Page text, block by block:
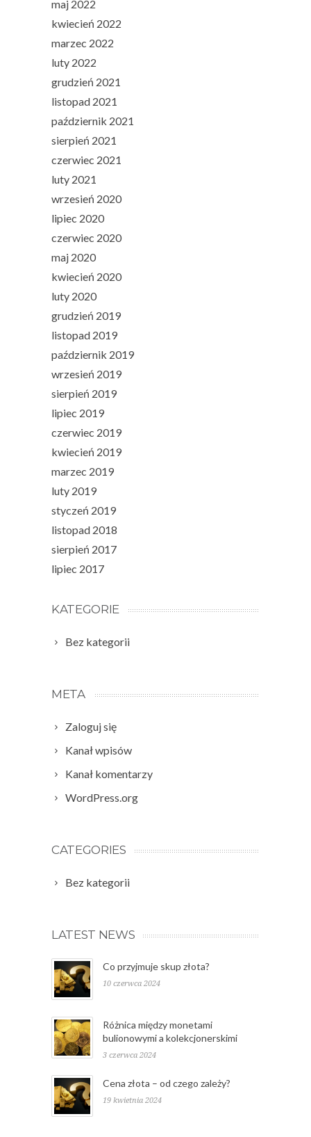
maj 2022
kwiecień 2022
marzec 2022
luty 2022
grudzień 2021
listopad 2021
październik 2021
sierpień 2021
czerwiec 2021
luty 2021
wrzesień 2020
lipiec 2020
czerwiec 2020
maj 2020
kwiecień 2020
luty 2020
grudzień 2019
listopad 2019
październik 2019
wrzesień 2019
sierpień 2019
lipiec 2019
czerwiec 2019
kwiecień 2019
marzec 2019
luty 2019
styczeń 2019
listopad 2018
sierpień 2017
lipiec 2017
KATEGORIE
Bez kategorii
META
Zaloguj się
Kanał wpisów
Kanał komentarzy
WordPress.org
CATEGORIES
Bez kategorii
LATEST NEWS
Co przyjmuje skup złota?
10 czerwca 2024
Różnica między monetami
bulionowymi a kolekcjonerskimi
3 czerwca 2024
Cena złota – od czego zależy?
19 kwietnia 2024